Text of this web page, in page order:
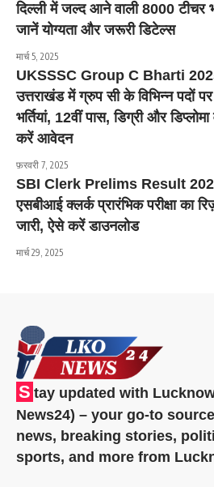
दिल्ली में जल्द आने वाली 8000 टीचर
जानें योग्यता और जरूरी डिटेल्स
मार्च 5, 2025
UKSSSC Group C Bharti
उत्तराखंड में ग्रुप सी के विभिन्न पदों
भर्तियां, 12वीं पास, डिग्री और
करें आवेदन
फ़रवरी 7, 2025
SBI Clerk Prelims Result
एसबीआई क्लर्क प्रारंभिक परीक्षा का
जारी, ऐसे करें डाउनलोड
मार्च 29, 2025
S tay updated with
News24) – your go-to
news, breaking stories,
sports, and more from